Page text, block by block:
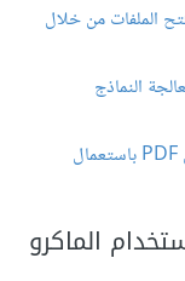
الملفات من خلال
النماذج
أتمتة حفظ أوراق ليبرأوفيس كالك بتنسيق PDF باستعمال
الماكرو